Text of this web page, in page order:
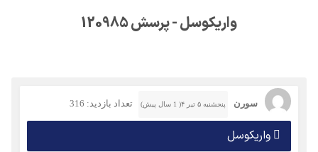
واریکوسل - پرسش 120985
سورن پنجشنبه ۵ تیر ۴( 1 سال پیش) تعداد بازدید: 316
واریکوسل